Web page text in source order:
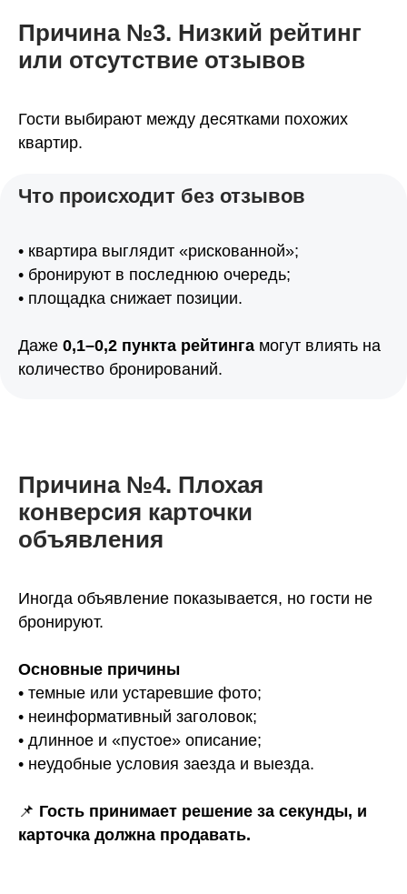
Причина №3. Низкий рейтинг
или отсутствие отзывов
Гости выбирают между десятками похожих
квартир.
Что происходит без отзывов
• квартира выглядит «рискованной»;
• бронируют в последнюю очередь;
• площадка снижает позиции.
Даже 0,1–0,2 пункта рейтинга могут влиять на
количество бронирований.
Причина №4. Плохая
конверсия карточки
объявления
Иногда объявление показывается, но гости не
бронируют.
Основные причины
• темные или устаревшие фото;
• неинформативный заголовок;
• длинное и «пустое» описание;
• неудобные условия заезда и выезда.
📌 Гость принимает решение за секунды, и
карточка должна продавать.